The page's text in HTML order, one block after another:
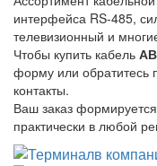
интерфейса RS-485,
телевизионный и
Чтобы купить кабель
форму или обратитесь
контакты.
Ваш заказ
практически в любой